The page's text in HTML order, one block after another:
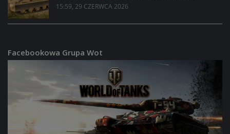
15:59, 29 CZERWCA 2026
Facebookowa Grupa Wot